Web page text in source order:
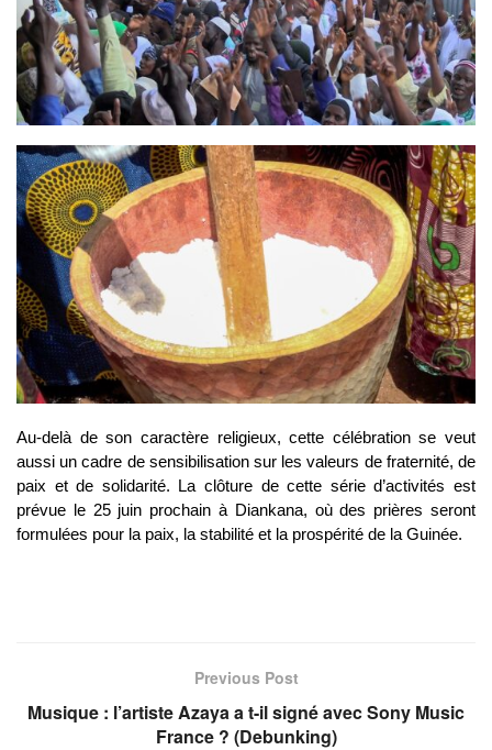
Au-delà de son caractère religieux, cette célébration se veut
aussi un cadre de sensibilisation sur les valeurs de fraternité, de
paix et de solidarité. La clôture de cette série d’activités est
prévue le 25 juin prochain à Diankana, où des prières seront
formulées pour la paix, la stabilité et la prospérité de la Guinée.
Previous Post
Musique : l’artiste Azaya a t-il signé avec Sony Music
France ? (Debunking)